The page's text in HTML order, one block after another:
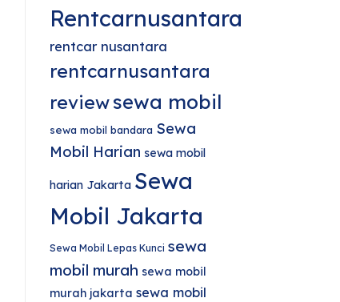
Rentcarnusantara
rentcar nusantara
rentcarnusantara
reviewsewa mobil
sewa mobil bandara Sewa
Mobil Harian sewa mobil
harian Jakarta Sewa
Mobil Jakarta
Sewa Mobil Lepas Kunci sewa
mobil murah sewa mobil
murah jakarta sewa mobil